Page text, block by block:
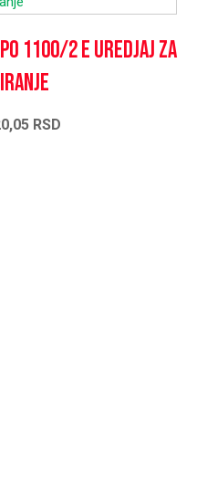
1100/2 E Uredjaj za
RSD